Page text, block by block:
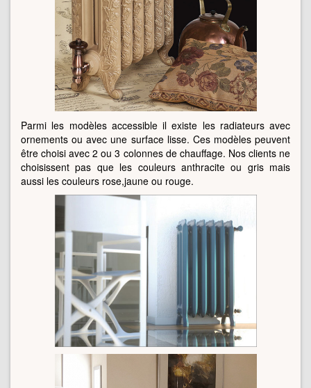
Parmi les modèles accessible il existe les radiateurs avec
ornements ou avec une surface lisse. Ces modèles peuvent
être choisi avec 2 ou 3 colonnes de chauffage. Nos clients ne
choisissent pas que les couleurs anthracite ou gris mais
aussi les couleurs rose,jaune ou rouge.